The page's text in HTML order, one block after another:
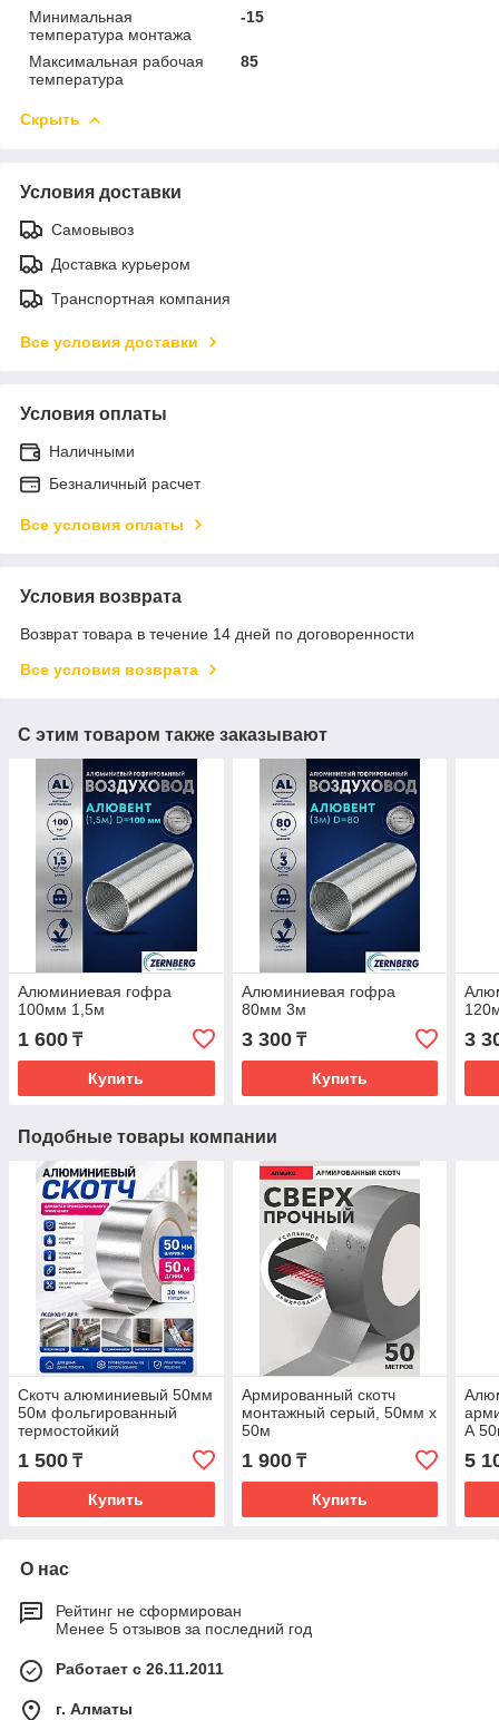
Минимальная
температура монтажа
-15
Максимальная рабочая
температура
85
Скрыть
Условия доставки
Самовывоз
Доставка курьером
Транспортная компания
Все условия доставки
Условия оплаты
Наличными
Безналичный расчет
Все условия оплаты
Условия возврата
Возврат товара в течение 14 дней по договоренности
Все условия возврата
С этим товаром также заказывают
Алюминиевая гофра
100мм 1,5м
1 600 ₸
Купить
Алюминиевая гофра
80мм 3м
3 300₸
Купить
3
Подобные товары компании
Скотч алюминиевый 50мм
50м фольгированный
термостойкий
1 500 ₸
Купить
Армированный скотч
монтажный серый, 50мм х
50м
1 900₸
Купить
А
5
О нас
Рейтинг не сформирован
Менее 5 отзывов за последний год
Работает с 26.11.2011
г. Алматы